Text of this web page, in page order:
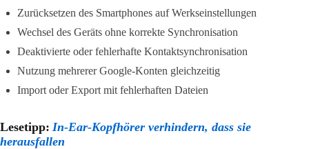
Zurücksetzen des Smartphones auf Werkseinstellungen
Wechsel des Geräts ohne korrekte Synchronisation
Deaktivierte oder fehlerhafte Kontaktsynchronisation
Nutzung mehrerer Google-Konten gleichzeitig
Import oder Export mit fehlerhaften Dateien
Lesetipp: In-Ear-Kopfhörer verhindern, dass sie
herausfallen